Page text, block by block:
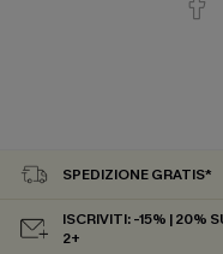
SPEDIZIONE GRATIS*
ISCRIVITI: -15% | 20%
2+